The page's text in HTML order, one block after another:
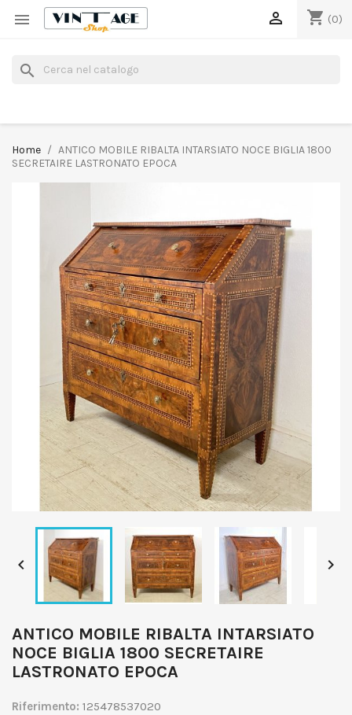
 shopping_cart (0)

search
Home
ANTICO MOBILE RIBALTA INTARSIATO NOCE BIGLIA 1800
SECRETAIRE LASTRONATO EPOCA
 
ANTICO MOBILE RIBALTA INTARSIATO
NOCE BIGLIA 1800 SECRETAIRE
LASTRONATO EPOCA
Riferimento: 125478537020